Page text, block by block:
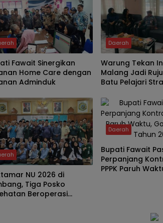
Fawait Sinergikan
Home Care dengan
Adminduk
Daerah
Warung Tekan
Malang Jadi
Batu Pelajari
Rakyat
NU 2026 di
Tiga Posko
Beroperasi
Daerah
Bupati Fawait
Perpanjang
PPPK Paruh